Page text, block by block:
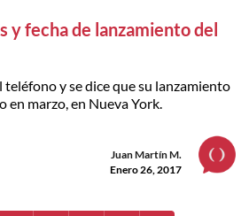
y fecha de lanzamiento del
teléfono y se dice que su lanzamiento
en marzo, en Nueva York.
Juan Martín M.
Enero 26, 2017